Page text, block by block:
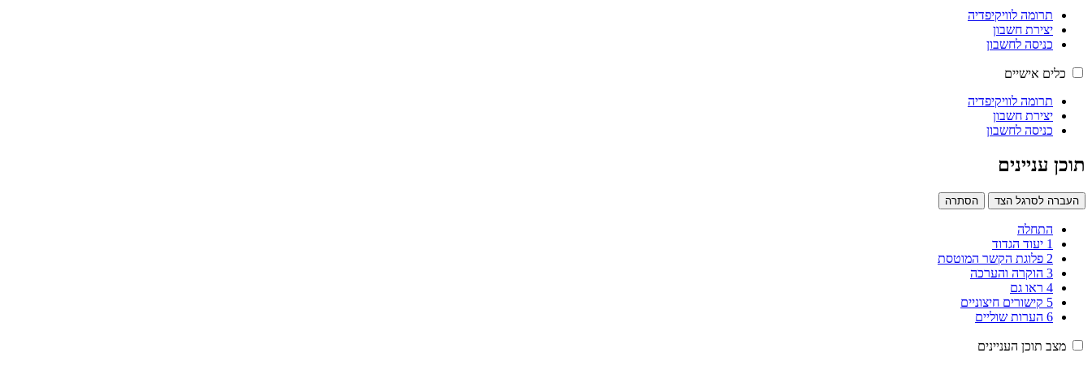
תרומה לוויקיפדיה
יצירת חשבון
כניסה לחשבון
כלים אישיים
תרומה לוויקיפדיה
יצירת חשבון
כניסה לחשבון
תוכן עניינים
העברה לסרגל הצד הסתרה
התחלה
1 יעוד הגדוד
2 פלוגת הקשר המוטסת
3 הוקרה והערכה
4 ראו גם
5 קישורים חיצוניים
6 הערות שוליים
מצב תוכן העניינים